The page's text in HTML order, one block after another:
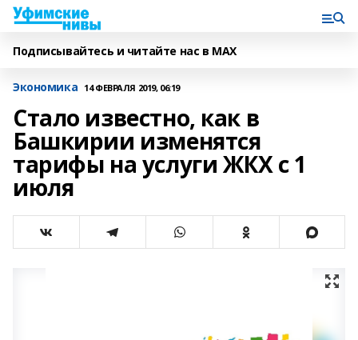
Подписывайтесь и читайте нас в MAX
Экономика 14 ФЕВРАЛЯ 2019, 06:19
Стало известно, как в
Башкирии изменятся
тарифы на услуги ЖКХ с 1
июля